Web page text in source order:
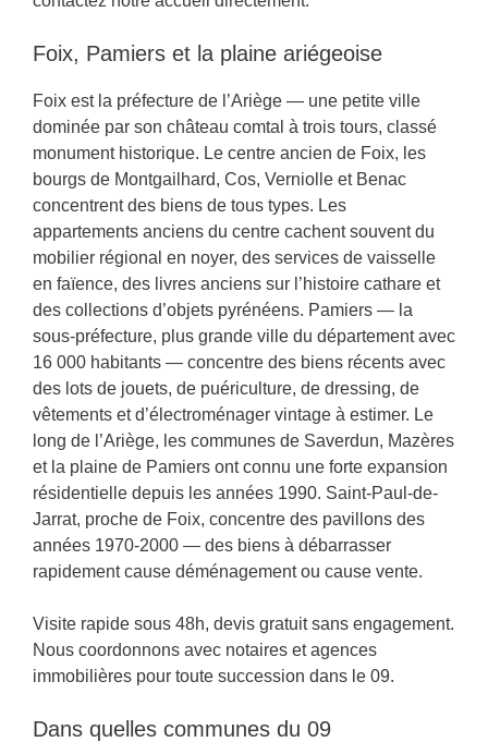
Foix, Pamiers et la plaine ariégeoise
Foix est la préfecture de l’Ariège — une petite ville
dominée par son château comtal à trois tours, classé
monument historique. Le centre ancien de Foix, les
bourgs de Montgailhard, Cos, Verniolle et Benac
concentrent des biens de tous types. Les
appartements anciens du centre cachent souvent du
mobilier régional en noyer, des services de vaisselle
en faïence, des livres anciens sur l’histoire cathare et
des collections d’objets pyrénéens. Pamiers — la
sous-préfecture, plus grande ville du département avec
16 000 habitants — concentre des biens récents avec
des lots de jouets, de puériculture, de dressing, de
vêtements et d’électroménager vintage à estimer. Le
long de l’Ariège, les communes de Saverdun, Mazères
et la plaine de Pamiers ont connu une forte expansion
résidentielle depuis les années 1990. Saint-Paul-de-
Jarrat, proche de Foix, concentre des pavillons des
années 1970-2000 — des biens à débarrasser
rapidement cause déménagement ou cause vente.
Visite rapide sous 48h, devis gratuit sans engagement.
Nous coordonnons avec notaires et agences
immobilières pour toute succession dans le 09.
Dans quelles communes du 09